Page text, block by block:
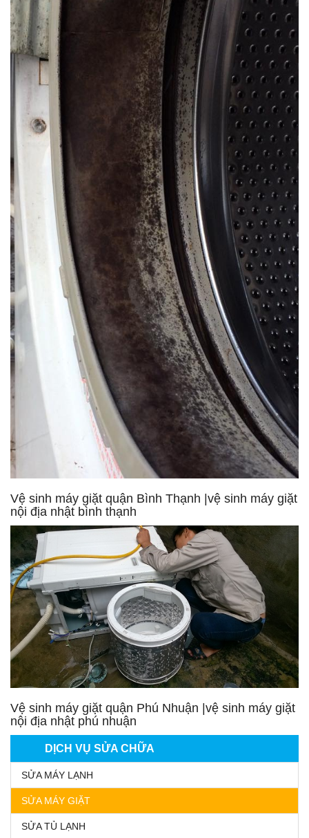
DỊCH VỤ SỬA CHỮA
SỬA MÁY LẠNH
SỬA MÁY GIẶT
SỬA TỦ LẠNH
Vệ sinh máy giặt quận Bình Thạnh |vệ sinh máy giặt
nội địa nhật bình thạnh
Vệ sinh máy giặt quận Phú Nhuận |vệ sinh máy giặt
nội địa nhật phú nhuận